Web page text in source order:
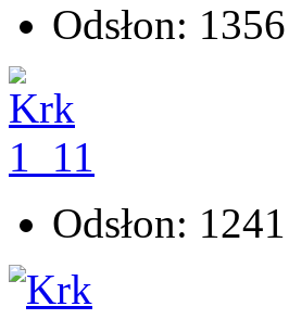
Odsłon: 1356
Odsłon: 1241